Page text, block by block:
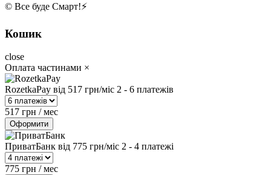
© Все буде Смарт!⚡️
Кошик
close
Оплата частинами ×
RozetkaPay від 517 грн/міс 2 - 6 платежів
517 грн / мес
Оформити
ПриватБанк від 775 грн/міс 2 - 4 платежі
775 грн / мес